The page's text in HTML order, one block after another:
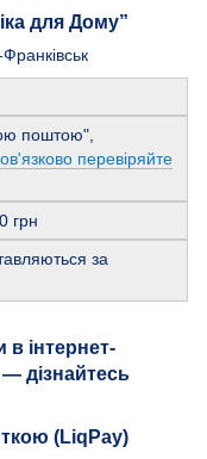
для Дому”
поштою",
перевіряйте
грн
за
(LiqPay)